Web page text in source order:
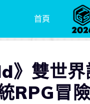
首頁
雙世界
RPG冒